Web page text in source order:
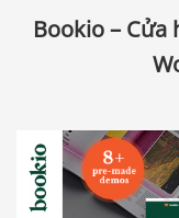
Bookio – Cửa